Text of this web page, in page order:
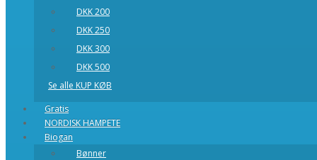
DKK 200
DKK 250
DKK 300
DKK 500
Se alle KUP KØB
Gratis
NORDISK HAMPETE
Biogan
Bønner